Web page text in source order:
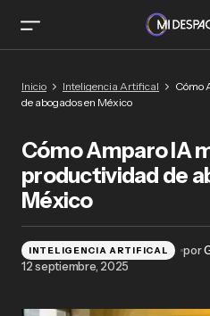
abogados en México
Inicio Inteligencia Artifical
Cómo
de abogados en México
Cómo Amparo IA
productividad de
México
INTELIGENCIA ARTIFICAL por
12 septiembre, 2025